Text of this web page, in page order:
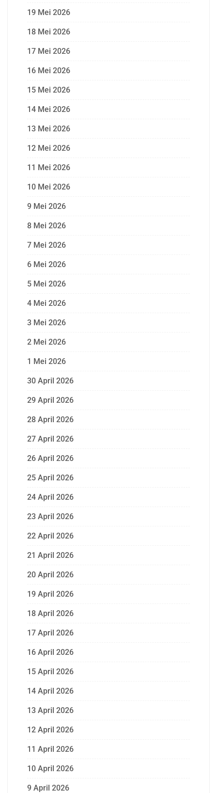
19 Mei 2026
18 Mei 2026
17 Mei 2026
16 Mei 2026
15 Mei 2026
14 Mei 2026
13 Mei 2026
12 Mei 2026
11 Mei 2026
10 Mei 2026
9 Mei 2026
8 Mei 2026
7 Mei 2026
6 Mei 2026
5 Mei 2026
4 Mei 2026
3 Mei 2026
2 Mei 2026
1 Mei 2026
30 April 2026
29 April 2026
28 April 2026
27 April 2026
26 April 2026
25 April 2026
24 April 2026
23 April 2026
22 April 2026
21 April 2026
20 April 2026
19 April 2026
18 April 2026
17 April 2026
16 April 2026
15 April 2026
14 April 2026
13 April 2026
12 April 2026
11 April 2026
10 April 2026
9 April 2026